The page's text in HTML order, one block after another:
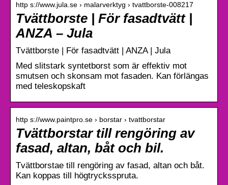
http s://www.jula.se › malarverktyg › tvattborste-008217
Tvättborste | För fasadtvätt |
ANZA – Jula
Tvättborste | För fasadtvätt | ANZA | Jula
Med slitstark syntetborst som är effektiv mot
smutsen och skonsam mot fasaden. Kan förlängas
med teleskopskaft
http s://www.paintpro.se › borstar › tvattborstar
Tvättborstar till rengöring av
fasad, altan, båt och bil.
Tvättborstae till rengöring av fasad, altan och båt.
Kan koppas till högtrycksspruta.